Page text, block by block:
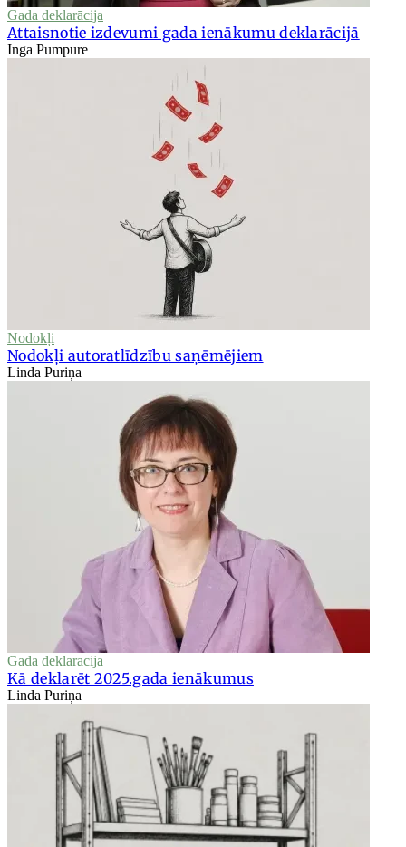
Gada deklarācija
Attaisnotie izdevumi gada ienākumu deklarācijā
Inga Pumpure
Nodokļi
Nodokļi autoratlīdzību saņēmējiem
Linda Puriņa
Gada deklarācija
Kā deklarēt 2025.gada ienākumus
Linda Puriņa